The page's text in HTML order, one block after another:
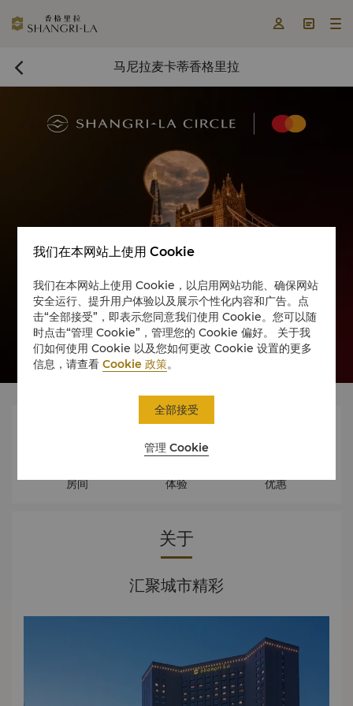
  
 马尼拉麦卡蒂香格里拉
房间

体验 优惠
关于
汇聚城市精彩
我们在本网站上使用 Cookie
我们在本网站上使用 Cookie，以启用网站功能、确保网站
安全运行、提升用户体验以及展示个性化内容和广告。点
击“全部接受”，即表示您同意我们使用 Cookie。您可以随
时点击“管理 Cookie”，管理您的 Cookie 偏好。 关于我
们如何使用 Cookie 以及您如何更改 Cookie 设置的更多
信息，请查看Cookie 政策。
管理 Cookie
全部接受